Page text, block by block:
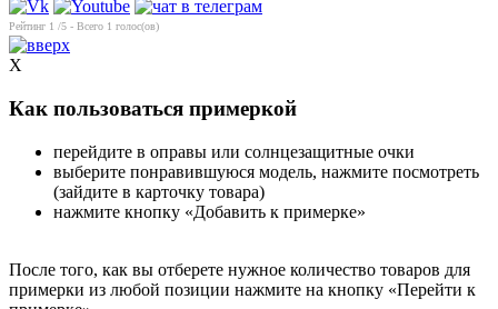
Рейтинг 1 /5 - Всего 1 голос(ов)
X
Как пользоваться примеркой
перейдите в оправы или солнцезащитные очки
выберите понравившуюся модель, нажмите посмотреть
(зайдите в карточку товара)
нажмите кнопку «Добавить к примерке»
После того, как вы отберете нужное количество товаров для
примерки из любой позиции нажмите на кнопку «Перейти к